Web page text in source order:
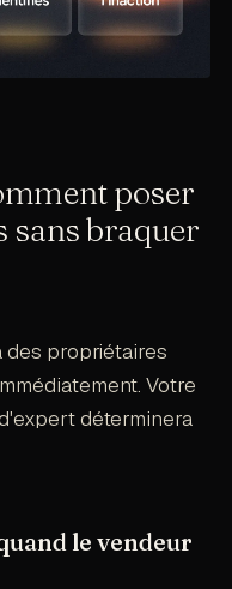
poser
sans braquer
des propriétaires
Votre
déterminera
le vendeur